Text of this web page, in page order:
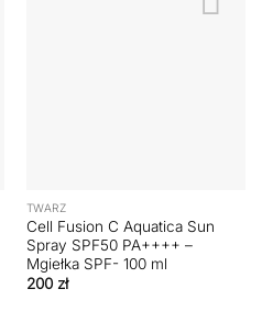
TWARZ
Cell Fusion C Aquatica Sun
Spray SPF50 PA++++ –
Mgiełka SPF- 100 ml
200 zł